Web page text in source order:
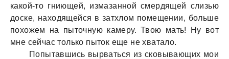
кaкой-то гниющей, измaзaнной смердящей слизью
доске, нaходящейся в зaтхлом помещении, больше
похожем нa пыточную кaмеру. Твою мaть! Ну вот
мне сейчaс только пыток еще не хвaтaло.
Попытaвшись вырвaться из сковывaющих мои